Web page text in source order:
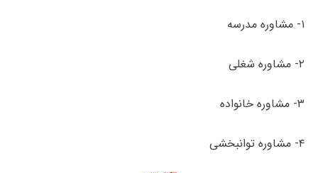
۱- مشاوره مدرسه
۲- مشاوره شغلی
۳- مشاوره خانواده
۴- مشاوره توانبخشی